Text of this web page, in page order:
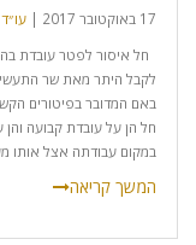
17 באוקטובר 2017 |
חל איסור לפטר עובדת
לקבל היתר מאת שר
באם המדובר בפיטורים
חל הן על עובדת קבועה
במקום עבודתה אצל אותו